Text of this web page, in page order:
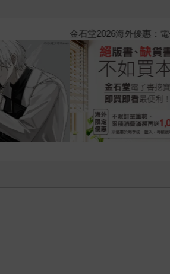
漫博〈你好，我吃一點〉第二波